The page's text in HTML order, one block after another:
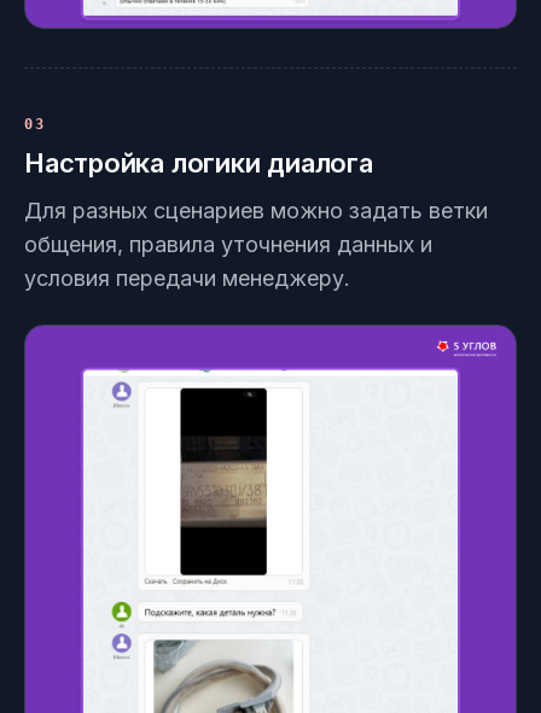
03
Настройка логики диалога
Для разных сценариев можно задать ветки
общения, правила уточнения данных и
условия передачи менеджеру.